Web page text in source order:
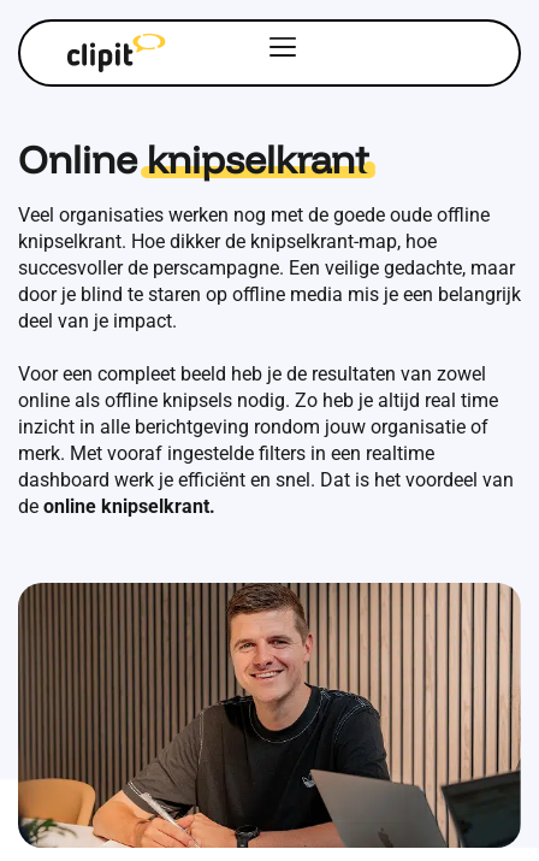
Onlineknipselkrant
Veel organisaties werken nog met de goede oude offline
knipselkrant. Hoe dikker de knipselkrant-map, hoe
succesvoller de perscampagne. Een veilige gedachte, maar
door je blind te staren op offline media mis je een belangrijk
deel van je impact.
Voor een compleet beeld heb je de resultaten van zowel
online als offline knipsels nodig. Zo heb je altijd real time
inzicht in alle berichtgeving rondom jouw organisatie of
merk. Met vooraf ingestelde filters in een realtime
dashboard werk je efficiënt en snel. Dat is het voordeel van
de online knipselkrant.